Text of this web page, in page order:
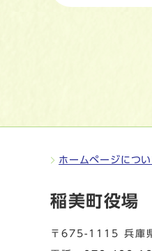
ホームページについ
稲美町役場
〒675-1115 兵庫